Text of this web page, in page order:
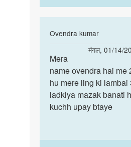
Ovendra kumar
मंगल, 01/14/
In
to
Hello
bete.
Hum
apki
Auntyji
Mera
name
ovendra
hai
me
Mera
name ovendra hai me
hu mere ling ki
ladkiya mazak banati
kuchh upay btaye